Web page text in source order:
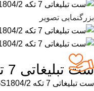
بزرگنمایی تصویر
ست تبلیغاتی 7 تکه GS1804/2